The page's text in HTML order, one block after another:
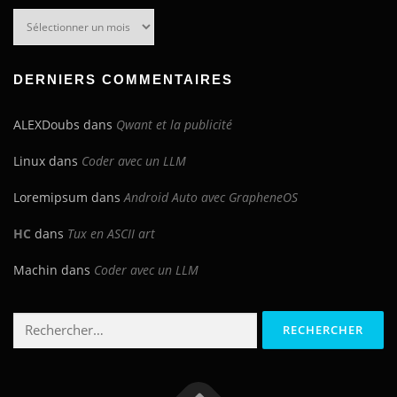
DERNIERS COMMENTAIRES
ALEXDoubs dans Qwant et la publicité
Linux dans Coder avec un LLM
Loremipsum dansAndroid Auto avec GrapheneOS
HC dans Tux en ASCII art
Machin dans Coder avec un LLM
Rechercher :